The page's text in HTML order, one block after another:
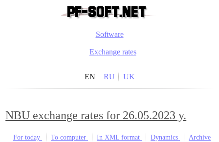
Software
Exchange rates
EN RU UK
NBU exchange rates for 26.05.2023 y.
For today To computer In XML format Dynamics Archive